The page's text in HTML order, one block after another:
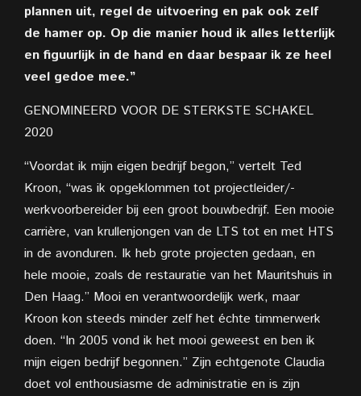
plannen uit, regel de uitvoering en pak ook zelf
de hamer op. Op die manier houd ik alles letterlijk
en figuurlijk in de hand en daar bespaar ik ze heel
veel gedoe mee.”
GENOMINEERD VOOR DE STERKSTE SCHAKEL
2020
“Voordat ik mijn eigen bedrijf begon,” vertelt Ted
Kroon, “was ik opgeklommen tot projectleider/-
werkvoorbereider bij een groot bouwbedrijf. Een mooie
carrière, van krullenjongen van de LTS tot en met HTS
in de avonduren. Ik heb grote projecten gedaan, en
hele mooie, zoals de restauratie van het Mauritshuis in
Den Haag.” Mooi en verantwoordelijk werk, maar
Kroon kon steeds minder zelf het échte timmerwerk
doen. “In 2005 vond ik het mooi geweest en ben ik
mijn eigen bedrijf begonnen.” Zijn echtgenote Claudia
doet vol enthousiasme de administratie en is zijn